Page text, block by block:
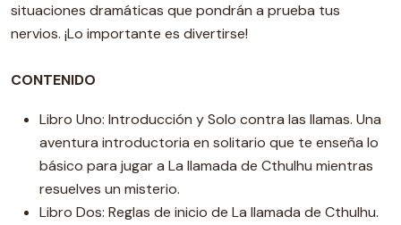
situaciones dramáticas que pondrán a prueba tus
nervios. ¡Lo importante es divertirse!
CONTENIDO
Libro Uno: Introducción y Solo contra las llamas. Una
aventura introductoria en solitario que te enseña lo
básico para jugar a La llamada de Cthulhu mientras
resuelves un misterio.
Libro Dos: Reglas de inicio de La llamada de Cthulhu.